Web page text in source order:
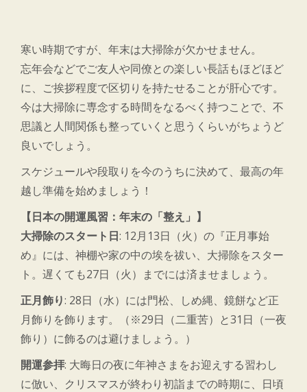
寒い時期ですが、年末は大掃除が欠かせません。
忘年会などでご友人や同僚との楽しい長話もほどほど
に、ご挨拶程度で区切りを持たせることが肝心です。
今は大掃除に専念する時間をなるべく持つことで、不
思議と人間関係も整っていくと思うくらいがちょうど
良いでしょう。
スケジュールや段取りを今のうちに決めて、最高の年
越し準備を始めましょう！
【日本の開運風習：年末の「整え」】
大掃除のスタート日: 12月13日（火）の『正月事始
め』には、神棚や家の中の埃を祓い、大掃除をスター
ト。遅くても27日（火）までには済ませましょう。
正月飾り: 28日（水）には門松、しめ縄、鏡餅など正
月飾りを飾ります。（※29日（二重苦）と31日（一夜
飾り）に飾るのは避けましょう。）
開運参拝: 大晦日の夜に年神さまをお迎えする習わし
に倣い、クリスマスが終わり初詣までの時期に、日頃